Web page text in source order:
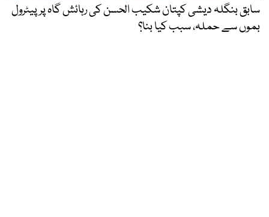
سابق بنگلہ دیشی کپتان شکیب الحسن کی رہائش گاہ پر پیٹرول
بموں سے حملہ، سبب کیا بنا؟